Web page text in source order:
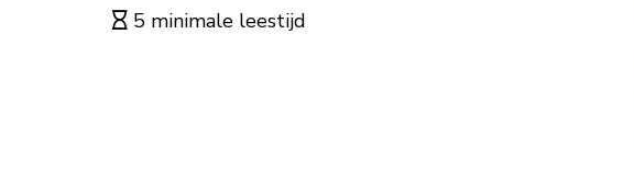
5 minimale leestijd